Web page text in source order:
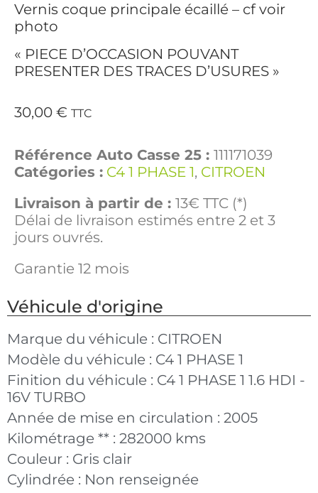
Vernis coque principale écaillé – cf voir
photo
« PIECE D’OCCASION POUVANT
PRESENTER DES TRACES D’USURES »
30,00 € TTC
Référence Auto Casse 25 : 111171039
Catégories : C4 1 PHASE 1, CITROEN
Livraison à partir de : 13€ TTC (*)
Délai de livraison estimés entre 2 et 3
jours ouvrés.
Garantie 12 mois
Véhicule d'origine
Marque du véhicule : CITROEN
Modèle du véhicule : C4 1 PHASE 1
Finition du véhicule : C4 1 PHASE 1 1.6 HDI -
16V TURBO
Année de mise en circulation : 2005
Kilométrage ** : 282000 kms
Couleur : Gris clair
Cylindrée : Non renseignée